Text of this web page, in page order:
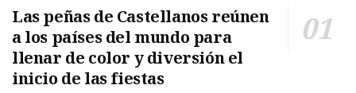
Las peñas de Castellanos reúnen
a los países del mundo para
llenar de color y diversión el
inicio de las fiestas